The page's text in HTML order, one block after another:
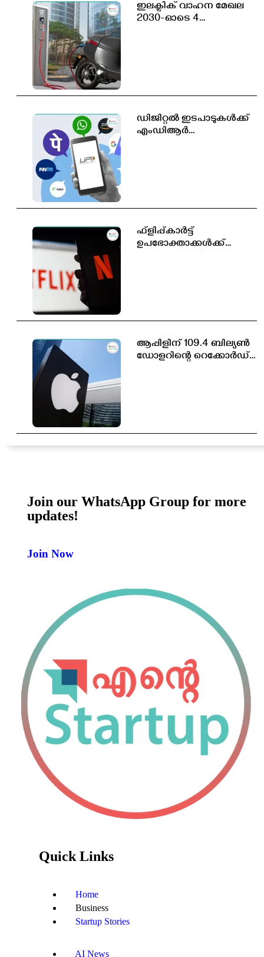
ഇലക്ട്രിക് വാഹന മേഖല
2030-ഓടെ 4
ഡിജിറ്റൽ ഇടപാടുകൾക്ക്
എംഡിആർ
ഫ്ളിപ്പ്കാർട്ട്
ഉപഭോക്താക്കൾക്ക്
ആപ്പിളിന് 109.4 ബില്യൺ
ഡോളറിന്റെ റെക്കോർഡ്
Join our WhatsApp Group for more
updates!
Join Now
Quick Links
Home
Business
Startup Stories
AI News